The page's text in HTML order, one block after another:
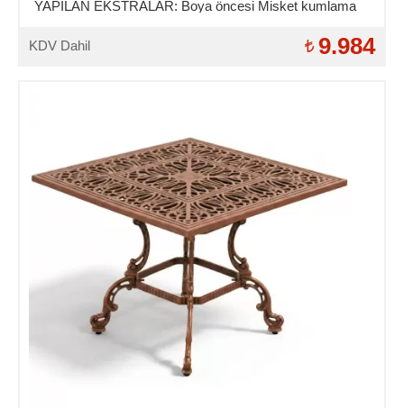
YAPILAN EKSTRALAR: Boya öncesi Misket kumlama
KDV Dahil
9.984